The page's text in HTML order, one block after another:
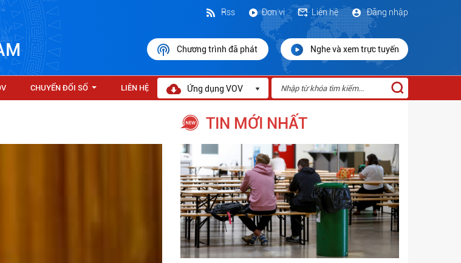
Đăng nhập
Liên hệ
Đơn vị
Rss
Chương trình đã phát Nghe và xem trực tuyến
CHUYỂN ĐỔI SỐ LIÊN HỆ Ứng dụng VOV
TIN MỚI NHẤT